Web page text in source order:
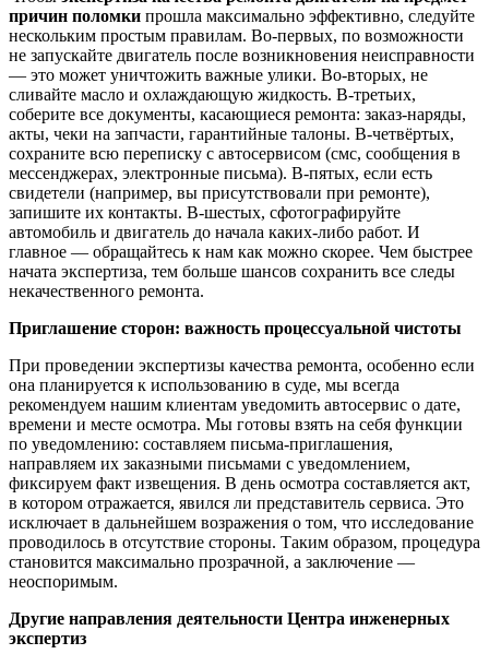
причин поломки прошла максимально эффективно, следуйте
нескольким простым правилам. Во-первых, по возможности
не запускайте двигатель после возникновения неисправности
— это может уничтожить важные улики. Во-вторых, не
сливайте масло и охлаждающую жидкость. В-третьих,
соберите все документы, касающиеся ремонта: заказ-наряды,
акты, чеки на запчасти, гарантийные талоны. В-четвёртых,
сохраните всю переписку с автосервисом (смс, сообщения в
мессенджерах, электронные письма). В-пятых, если есть
свидетели (например, вы присутствовали при ремонте),
запишите их контакты. В-шестых, сфотографируйте
автомобиль и двигатель до начала каких-либо работ. И
главное — обращайтесь к нам как можно скорее. Чем быстрее
начата экспертиза, тем больше шансов сохранить все следы
некачественного ремонта.
Приглашение сторон: важность процессуальной чистоты
При проведении экспертизы качества ремонта, особенно если
она планируется к использованию в суде, мы всегда
рекомендуем нашим клиентам уведомить автосервис о дате,
времени и месте осмотра. Мы готовы взять на себя функции
по уведомлению: составляем письма-приглашения,
направляем их заказными письмами с уведомлением,
фиксируем факт извещения. В день осмотра составляется акт,
в котором отражается, явился ли представитель сервиса. Это
исключает в дальнейшем возражения о том, что исследование
проводилось в отсутствие стороны. Таким образом, процедура
становится максимально прозрачной, а заключение —
неоспоримым.
Другие направления деятельности Центра инженерных
экспертиз